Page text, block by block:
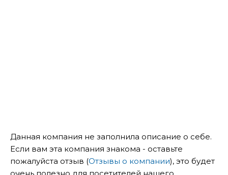
Данная компания не заполнила описание о себе.
Если вам эта компания знакома - оставьте
пожалуйста отзыв (Отзывы о компании), это будет
очень полезно для посетителей нашего